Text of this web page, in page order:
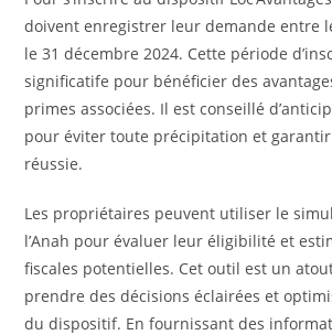
doivent enregistrer leur demande entre
le 31 décembre 2024. Cette période
significatife pour bénéficier des
primes associées. Il est conseillé
pour éviter toute précipitation et
réussie.
Les propriétaires peuvent utiliser le
l’Anah pour évaluer leur éligibilité et
fiscales potentielles. Cet outil est un
prendre des décisions éclairées et
du dispositif. En fournissant des